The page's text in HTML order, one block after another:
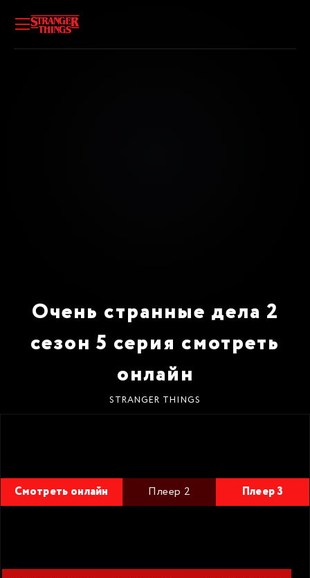
Очень странные дела 2
сезон 5 серия смотреть
онлайн
STRANGER THINGS
Смотреть онлайн Плеер 2 Плеер 3